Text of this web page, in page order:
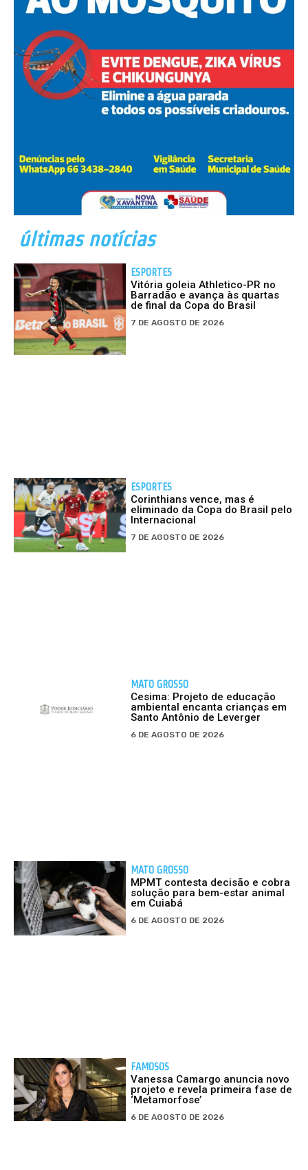
últimas notícias
ESPORTES
Vitória goleia Athletico-PR no
Barradão e avança às quartas
de final da Copa do Brasil
7 DE AGOSTO DE 2026
ESPORTES
Corinthians vence, mas é
eliminado da Copa do Brasil pelo
Internacional
7 DE AGOSTO DE 2026
MATO GROSSO
Cesima: Projeto de educação
ambiental encanta crianças em
Santo Antônio de Leverger
6 DE AGOSTO DE 2026
MATO GROSSO
MPMT contesta decisão e cobra
solução para bem-estar animal
em Cuiabá
6 DE AGOSTO DE 2026
FAMOSOS
Vanessa Camargo anuncia novo
projeto e revela primeira fase de
‘Metamorfose’
6 DE AGOSTO DE 2026